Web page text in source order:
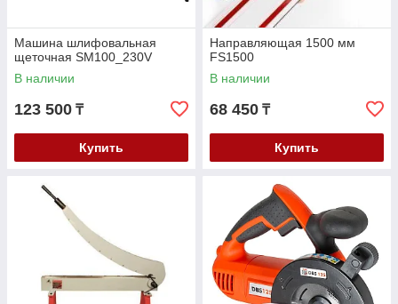
Машина шлифовальная
щеточная SM100_230V
В наличии
123 500 ₸
Купить
Направляющая 1500 мм
FS1500
В наличии
68 450 ₸
Купить